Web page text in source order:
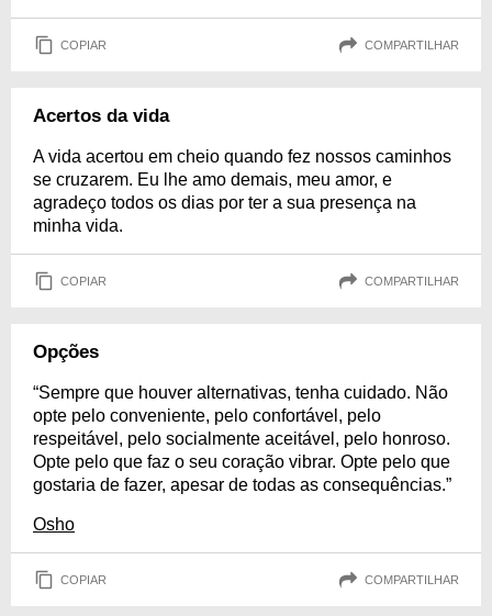
COPIAR COMPARTILHAR
Acertos da vida
A vida acertou em cheio quando fez nossos caminhos
se cruzarem. Eu lhe amo demais, meu amor, e
agradeço todos os dias por ter a sua presença na
minha vida.
COPIAR COMPARTILHAR
Opções
“Sempre que houver alternativas, tenha cuidado. Não
opte pelo conveniente, pelo confortável, pelo
respeitável, pelo socialmente aceitável, pelo honroso.
Opte pelo que faz o seu coração vibrar. Opte pelo que
gostaria de fazer, apesar de todas as consequências.”
Osho
COPIAR COMPARTILHAR